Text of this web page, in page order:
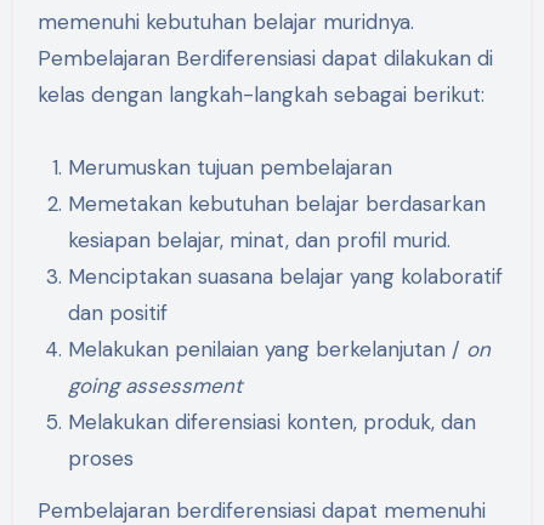
memenuhi kebutuhan belajar muridnya.
Pembelajaran Berdiferensiasi dapat dilakukan di
kelas dengan langkah-langkah sebagai berikut:
Merumuskan tujuan pembelajaran
Memetakan kebutuhan belajar berdasarkan
kesiapan belajar, minat, dan profil murid.
Menciptakan suasana belajar yang kolaboratif
dan positif
Melakukan penilaian yang berkelanjutan / on
going assessment
Melakukan diferensiasi konten, produk, dan
proses
Pembelajaran berdiferensiasi dapat memenuhi